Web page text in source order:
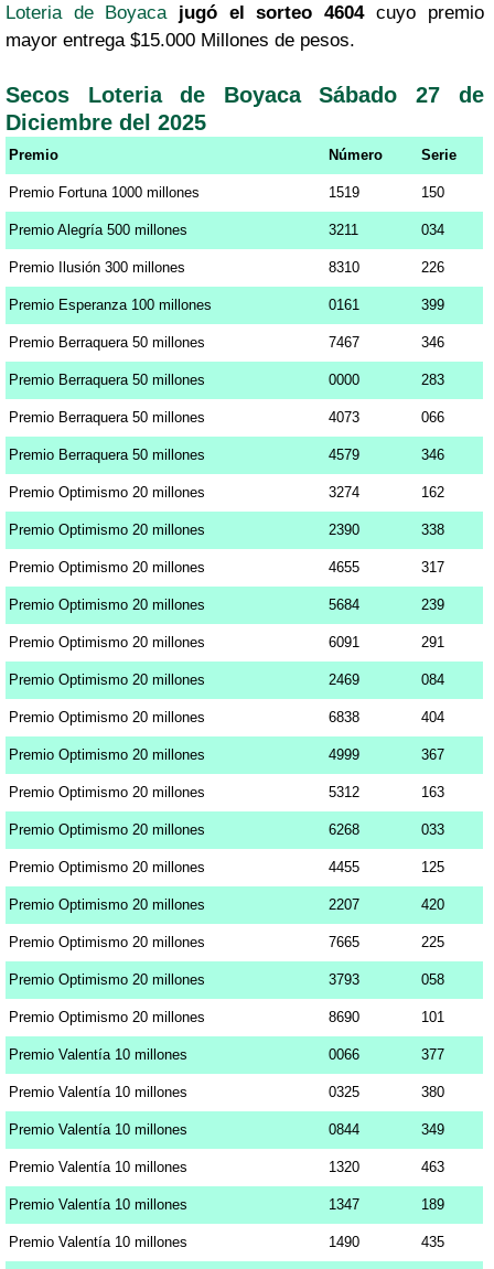
Loteria de Boyaca
jugó el sorteo 4604cuyo premio
mayor entrega $15.000 Millones de pesos.
Secos Loteria de Boyaca Sábado 27 de
Diciembre del 2025
Premio Número Serie
Premio Fortuna 1000 millones 1519 150
Premio Alegría 500 millones 3211 034
Premio Ilusión 300 millones 8310 226
Premio Esperanza 100 millones 0161 399
Premio Berraquera 50 millones 7467 346
Premio Berraquera 50 millones 0000 283
Premio Berraquera 50 millones 4073 066
Premio Berraquera 50 millones 4579 346
Premio Optimismo 20 millones 3274 162
Premio Optimismo 20 millones 2390 338
Premio Optimismo 20 millones 4655 317
Premio Optimismo 20 millones 5684 239
Premio Optimismo 20 millones 6091 291
Premio Optimismo 20 millones 2469 084
Premio Optimismo 20 millones 6838 404
Premio Optimismo 20 millones 4999 367
Premio Optimismo 20 millones 5312 163
Premio Optimismo 20 millones 6268 033
Premio Optimismo 20 millones 4455 125
Premio Optimismo 20 millones 2207 420
Premio Optimismo 20 millones 7665 225
Premio Optimismo 20 millones 3793 058
Premio Optimismo 20 millones 8690 101
Premio Valentía 10 millones 0066 377
Premio Valentía 10 millones 0325 380
Premio Valentía 10 millones 0844 349
Premio Valentía 10 millones 1320 463
Premio Valentía 10 millones 1347 189
Premio Valentía 10 millones 1490 435